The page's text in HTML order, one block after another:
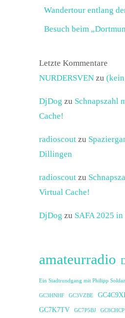
Wandertour entlang
Besuch beim
Letzte Kommentare
NURDERSVEN zu
DjDog zu Schnapszahl
Cache!
radioscout zu
Dillingen
radioscout zu
Virtual Cache!
DjDog zu SAFA 2025
amateurradio
Ein Stadtrundgang mit Philipp
GC3HNHF GC3VZBE
GC7K7TV GC7P5BJ GC8CHCP